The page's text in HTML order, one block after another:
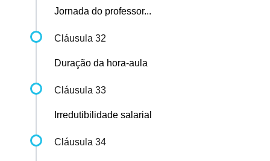
Jornada do professor...
Cláusula 32
Duração da hora-aula
Cláusula 33
Irredutibilidade salarial
Cláusula 34